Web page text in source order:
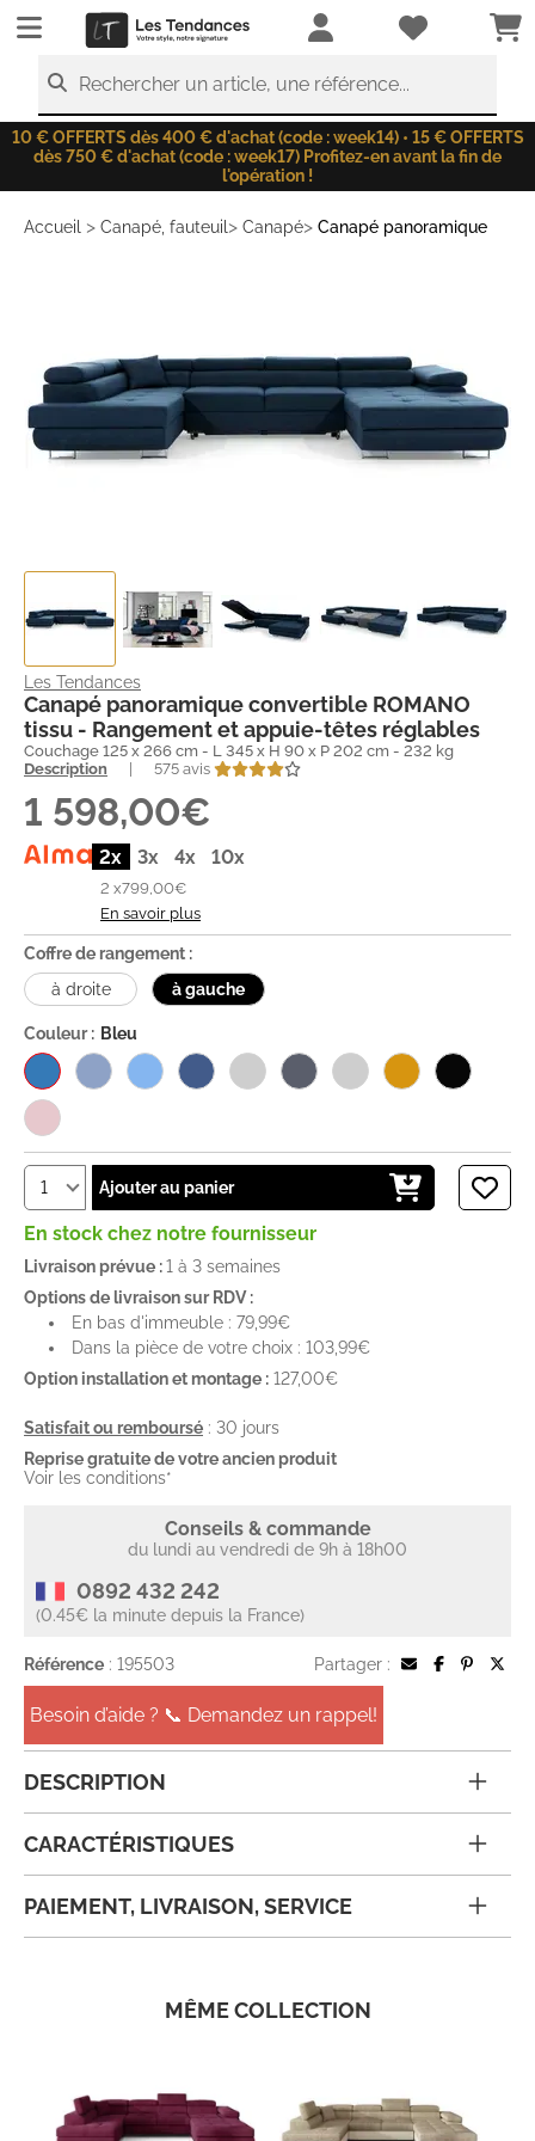
LesTendances.fr
Rechercher un article, une référence...
10 € OFFERTS dès 400 € d'achat (code : week14) • 15 € OFFERTS
dès 750 € d'achat (code : week17) Profitez-en avant la fin de
l'opération !
Accueil > Canapé, fauteuil > Canapé> Canapé panoramique
Les Tendances
Canapé panoramique convertible ROMANO
tissu - Rangement et appuie-têtes réglables
Couchage 125 x 266 cm - L 345 x H 90 x P 202 cm - 232 kg
Description
575 avis
1 598,00€
2x 3x 4x 10x
2 x799,00€
En savoir plus
Coffre de rangement :
à droite
à gauche
Couleur : Bleu
Ajouter au panier
En stock chez notre fournisseur
Livraison prévue :1 à 3 semaines
Options de livraison sur RDV :
En bas d'immeuble : 79,99€
Dans la pièce de votre choix : 103,99€
Option installation et montage : 127,00€
Satisfait ou remboursé : 30 jours
Reprise gratuite de votre ancien produit
Voir les conditions*
Conseils & commande
du lundi au vendredi de 9h à 18h00
0892 432 242
(0.45€ la minute depuis la France)
Référence : 195503 Partager :
Besoin d’aide ? 📞 Demandez un rappel!
DESCRIPTION
CARACTÉRISTIQUES
PAIEMENT, LIVRAISON, SERVICE
MÊME COLLECTION